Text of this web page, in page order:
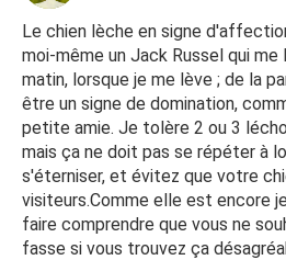
Le chien lèche en signe
moi-même un Jack Russel qui me
matin, lorsque je me lève ; de la
être un signe de domination,
petite amie. Je tolère 2 ou 3
mais ça ne doit pas se répéter à
s'éterniser, et évitez que votre
visiteurs.Comme elle est encore
faire comprendre que vous ne
fasse si vous trouvez ça